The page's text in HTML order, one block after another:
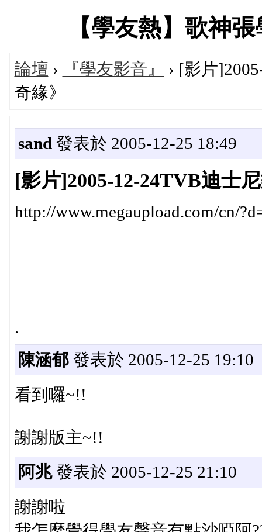
【學友熱】歌神
論壇 › 『學友影音』
› [影片
奇緣》
sand 發表於 2005-12-25 18:49
[影片]2005-12-24TVB迪士
http://www.megaupload.com/cn/
.
陳涵郁發表於 2005-12-25 19:10
看到囉~!!
謝謝版主~!!
阿兆發表於 2005-12-25 21:10
謝謝啦